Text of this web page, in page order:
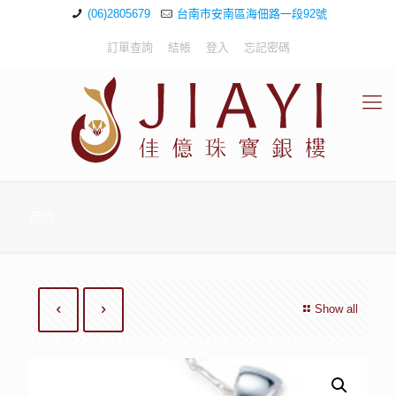
(06)2805679 台南市安南區海佃路一段92號
訂單查詢 結帳 登入 忘記密碼
Show all